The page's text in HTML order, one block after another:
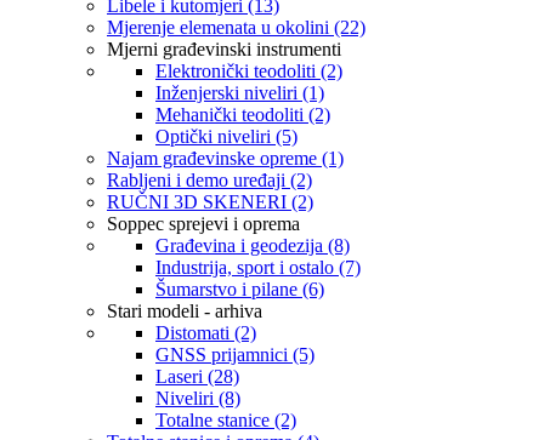
Libele i kutomjeri (13)
Mjerenje elemenata u okolini (22)
Mjerni građevinski instrumenti
Elektronički teodoliti (2)
Inženjerski niveliri (1)
Mehanički teodoliti (2)
Optički niveliri (5)
Najam građevinske opreme (1)
Rabljeni i demo uređaji (2)
RUČNI 3D SKENERI (2)
Soppec sprejevi i oprema
Građevina i geodezija (8)
Industrija, sport i ostalo (7)
Šumarstvo i pilane (6)
Stari modeli - arhiva
Distomati (2)
GNSS prijamnici (5)
Laseri (28)
Niveliri (8)
Totalne stanice (2)